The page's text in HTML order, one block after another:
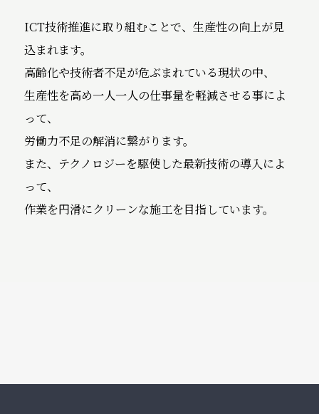
ICT技術推進に取り組むことで、生産性の向上が見
込まれます。
高齢化や技術者不足が危ぶまれている現状の中、
生産性を高め一人一人の仕事量を軽減させる事によ
って、
労働力不足の解消に繋がります。
また、テクノロジーを駆使した最新技術の導入によ
って、
作業を円滑にクリーンな施工を目指しています。